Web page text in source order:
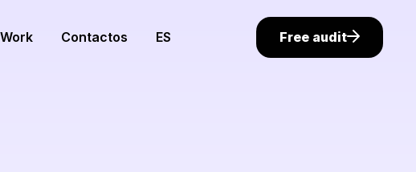
Work Contactos ES Free audit